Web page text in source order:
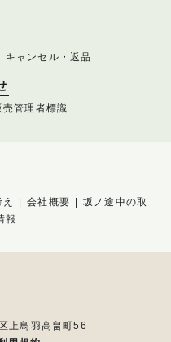
キャンセル・返品
売管理者標識
会社概要
坂ノ途中の取
報
上鳥羽高畠町56